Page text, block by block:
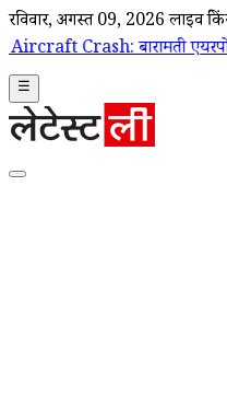
रविवार, अगस्त 09, 2026 लाइव
एयरपोर्ट पर बड़ा
☰